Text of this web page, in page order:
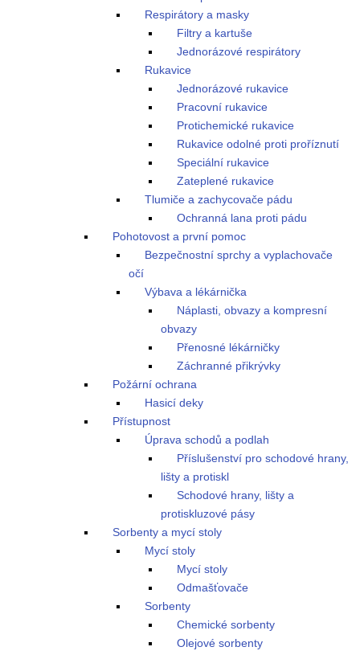
Respirátory a masky
Filtry a kartuše
Jednorázové respirátory
Rukavice
Jednorázové rukavice
Pracovní rukavice
Protichemické rukavice
Rukavice odolné proti proříznutí
Speciální rukavice
Zateplené rukavice
Tlumiče a zachycovače pádu
Ochranná lana proti pádu
Pohotovost a první pomoc
Bezpečnostní sprchy a vyplachovače
očí
Výbava a lékárnička
Náplasti, obvazy a kompresní
obvazy
Přenosné lékárničky
Záchranné přikrývky
Požární ochrana
Hasicí deky
Přístupnost
Úprava schodů a podlah
Příslušenství pro schodové hrany,
lišty a protiskl
Schodové hrany, lišty a
protiskluzové pásy
Sorbenty a mycí stoly
Mycí stoly
Mycí stoly
Odmašťovače
Sorbenty
Chemické sorbenty
Olejové sorbenty